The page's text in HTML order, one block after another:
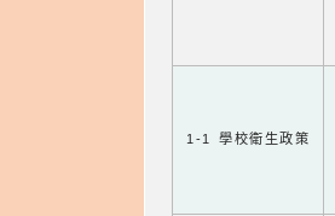
1-1 學校衛生政策